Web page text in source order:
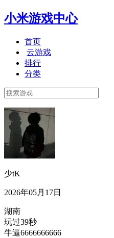
小米游戏中心
首页
云游戏
排行
分类
少tK
2026年05月17日
湖南
玩过39秒
牛逼6666666666